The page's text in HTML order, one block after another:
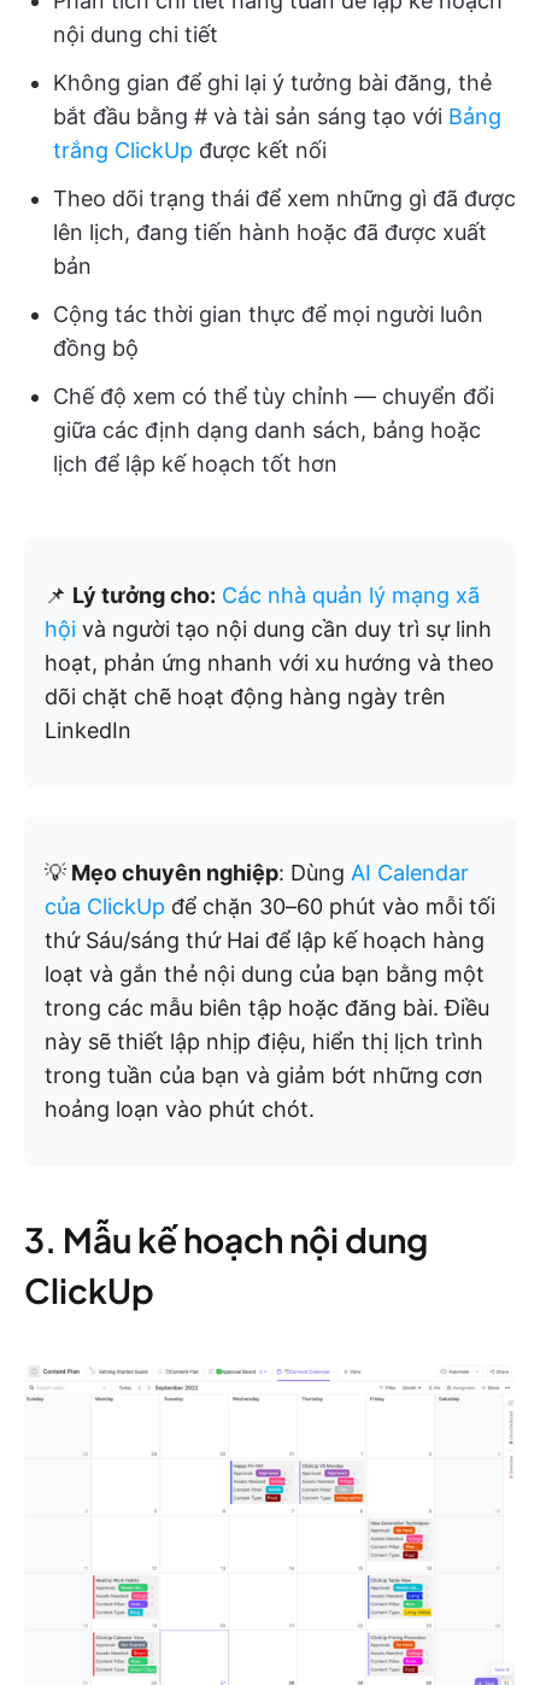
nội dung chi tiết
Không gian để ghi lại ý tưởng bài đăng, thẻ
bắt đầu bằng # và tài sản sáng tạo với Bảng
trắng ClickUp được kết nối
Theo dõi trạng thái để xem những gì đã được
lên lịch, đang tiến hành hoặc đã được xuất
bản
Cộng tác thời gian thực để mọi người luôn
đồng bộ
Chế độ xem có thể tùy chỉnh — chuyển đổi
giữa các định dạng danh sách, bảng hoặc
lịch để lập kế hoạch tốt hơn
📌 Lý tưởng cho: Các nhà quản lý mạng xã
hội và người tạo nội dung cần duy trì sự linh
hoạt, phản ứng nhanh với xu hướng và theo
dõi chặt chẽ hoạt động hàng ngày trên
LinkedIn
💡 Mẹo chuyên nghiệp: Dùng AI Calendar
của ClickUp để chặn 30–60 phút vào mỗi tối
thứ Sáu/sáng thứ Hai để lập kế hoạch hàng
loạt và gắn thẻ nội dung của bạn bằng một
trong các mẫu biên tập hoặc đăng bài. Điều
này sẽ thiết lập nhịp điệu, hiển thị lịch trình
trong tuần của bạn và giảm bớt những cơn
hoảng loạn vào phút chót.
3. Mẫu kế hoạch nội dung
ClickUp